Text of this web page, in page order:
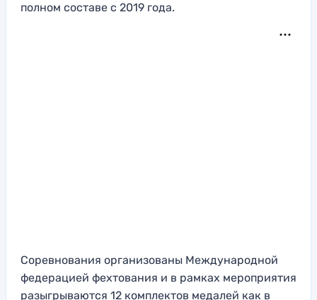
полном составе с 2019 года.
Соревнования организованы Международной
федерацией фехтования и в рамках мероприятия
разыгрываются 12 комплектов медалей как в